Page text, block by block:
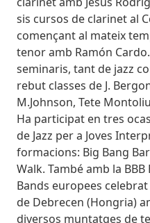
sis cursos de clarinet al
començant al mateix
tenor amb Ramón
seminaris, tant de jazz
rebut classes de J.
M.Johnson, Tete
Ha participat en tres
de Jazz per a Joves
formacions: Big Bang
Walk. També amb la
Bands europees
de Debrecen (Hongria)
diversos muntatges de